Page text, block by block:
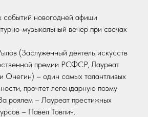
новогодней афиши
музыкальный вечер при свечах
(Заслуженный деятель искусств
премии РСФСР, Лауреат
Онегин) – один самых талантливых
прочтет легендарную поэму
роялем – Лауреат престижных
– Павел Товпич.